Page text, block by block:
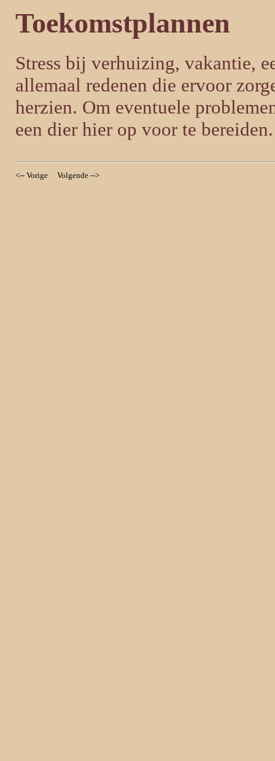
Toekomstplannen
Stress bij verhuizing, vakantie,
allemaal redenen die ervoor
herzien. Om eventuele
een dier hier op voor te bereiden.
<-- Vorige Volgende -->